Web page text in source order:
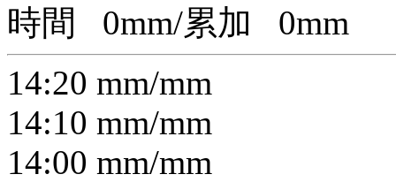
時間
0mm/累加 0mm
14:20 mm/mm
14:10 mm/mm
14:00 mm/mm